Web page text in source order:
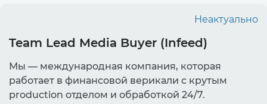
Team Lead Media Buyer (Infeed)
Неактуально
Мы — международная компания, которая
работает в финансовой верикали с крутым
production отделом и обработкой 24/7.